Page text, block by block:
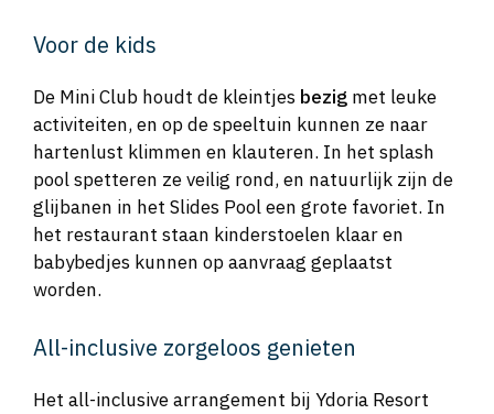
Voor de kids
De Mini Club houdt de kleintjes bezig met leuke
activiteiten, en op de speeltuin kunnen ze naar
hartenlust klimmen en klauteren. In het splash
pool spetteren ze veilig rond, en natuurlijk zijn de
glijbanen in het Slides Pool een grote favoriet. In
het restaurant staan kinderstoelen klaar en
babybedjes kunnen op aanvraag geplaatst
worden.
All-inclusive zorgeloos genieten
Het all-inclusive arrangement bij Ydoria Resort